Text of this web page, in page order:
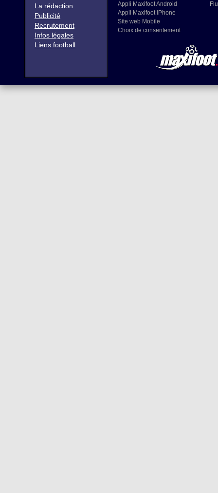
La rédaction
Publicité
Recrutement
Infos légales
Liens football
Appli Maxifoot Android
Appli Maxifoot iPhone
Site web Mobile
Choix de consentement